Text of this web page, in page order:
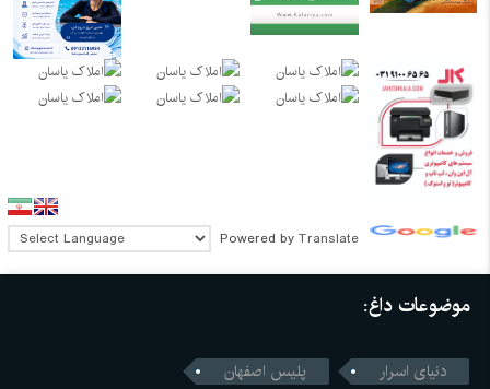
Powered by Translate
موضوعات داغ:
دنیای اسرار
پلیس اصفهان